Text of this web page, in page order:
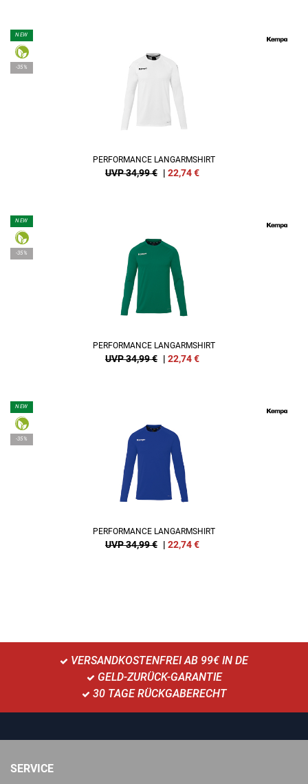
NEW
-35%
PERFORMANCE LANGARMSHIRT
UVP 34,99 € | 22,74€
NEW
-35%
PERFORMANCE LANGARMSHIRT
UVP 34,99 € | 22,74€
NEW
-35%
PERFORMANCE LANGARMSHIRT
UVP 34,99 € | 22,74€
VERSANDKOSTENFREI AB 99€ IN DE
GELD-ZURÜCK-GARANTIE
30 TAGE RÜCKGABERECHT
SERVICE